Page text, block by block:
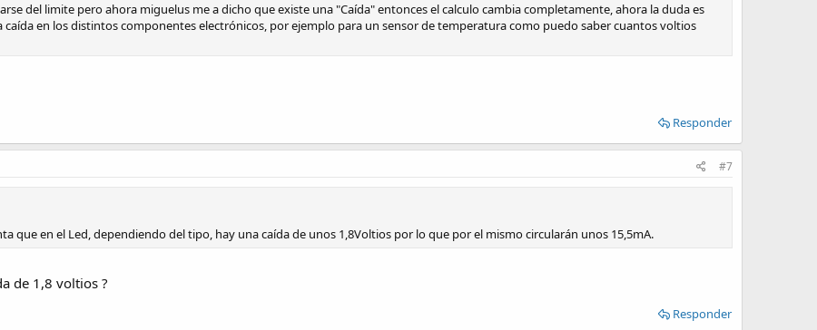
del limite pero ahora miguelus me a dicho que existe una "Caída" entonces el calculo cambia completamente, ahora la duda es
caída en los distintos componentes electrónicos, por ejemplo para un sensor de temperatura como puedo saber cuantos voltios
Responder
#7
que en el Led, dependiendo del tipo, hay una caída de unos 1,8Voltios por lo que por el mismo circularán unos 15,5mA.
de 1,8 voltios ?
Responder